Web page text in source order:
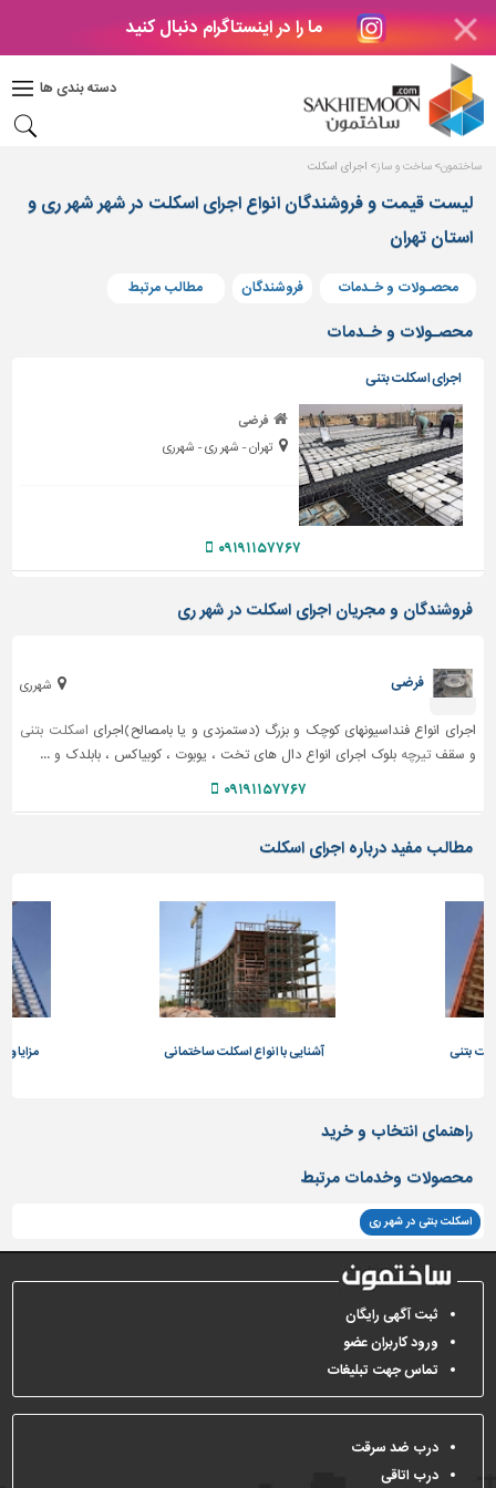
ما را در اینستاگرام دنبال کنید
دسته بندی ها
دکوراسیون
بتن
های
بتنی
درب
پنجره
مصالح
نرده
و
حفاظ
دیوارپوش،
کفپوش
سنگ
سرویس
ابزار،یراق
ماشین
آلات
برقی،روشنایی،ایمنی
سازی
و
ساختمون ساخت و ساز اجرای اسکلت
لیست قیمت و فروشندگان انواع اجرای اسکلت در شهر شهر ری و
استان تهران
محصـولات و خـدمات فروشندگان مطالب مرتبط
محصـولات و خـدمات
اجرای اسکلت بتنی
فرضی
تهران - شهر ری - شهرری
۰۹۱۹۱۱۵۷۷۶۷
فروشندگان و مجریان اجرای اسکلت در شهر ری
شهرری فرضی
اجرای انواع فنداسیونهای کوچک و بزرگ (دستمزدی و یا بامصالح)اجرای اسکلت بتنی
و سقفتیرچه بلوک اجرای انواع دال های تخت ، یوبوت ، کوبیاکس ، بابلدک و ...
۰۹۱۹۱۱۵۷۷۶۷
مطالب مفید درباره اجرای اسکلت
بتنی آشنایی با انواع اسکلت ساختمانی مزایا
راهنمای انتخاب و خرید
محصولات وخدمات مرتبط
اسکلت بتنی در شهر ری
ثبت آگهی رایگان
ورود کاربران عضو
تماس جهت تبلیغات
درب ضد سرقت
درب اتاقی